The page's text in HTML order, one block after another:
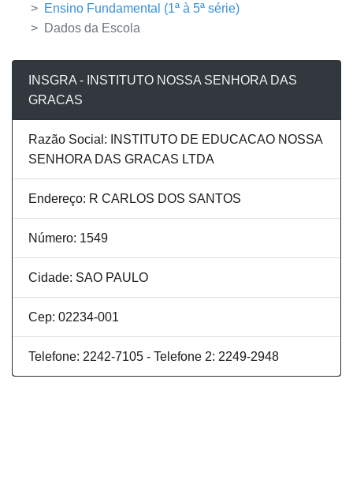
Ensino Fundamental (1ª à 5ª série)
Dados da Escola
INSGRA - INSTITUTO NOSSA SENHORA DAS
GRACAS
Razão Social: INSTITUTO DE EDUCACAO NOSSA
SENHORA DAS GRACAS LTDA
Endereço: R CARLOS DOS SANTOS
Número: 1549
Cidade: SAO PAULO
Cep: 02234-001
Telefone: 2242-7105 - Telefone 2: 2249-2948